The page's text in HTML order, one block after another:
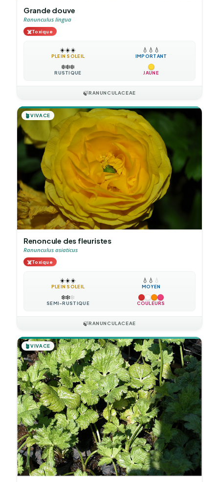
Grande douve
Ranunculus lingua
☠️Toxique
☀️☀️☀️
PLEIN SOLEIL
💧 💧 💧
IMPORTANT
❄️❄️❄️
RUSTIQUE JAUNE
🍃RANUNCULACEAE
🪴VIVACE
Renoncule des fleuristes
Ranunculus asiaticus
☠️Toxique
☀️☀️☀️
PLEIN SOLEIL
💧 💧 💧
MOYEN
❄️❄️❄️
SEMI-RUSTIQUE COULEURS
🍃RANUNCULACEAE
🪴VIVACE